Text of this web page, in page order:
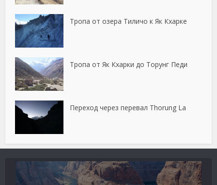
Тропа от озера Тиличо к Як Кхарке
Тропа от Як Кхарки до Торунг Педи
Переход через перевал Thorung La